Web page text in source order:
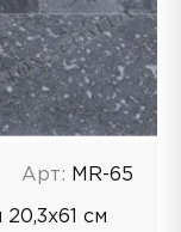
Арт: MR-65
см